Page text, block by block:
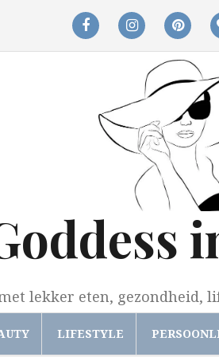
facebookinstagram
lekker eten, gezondheid,
LIFESTYLE